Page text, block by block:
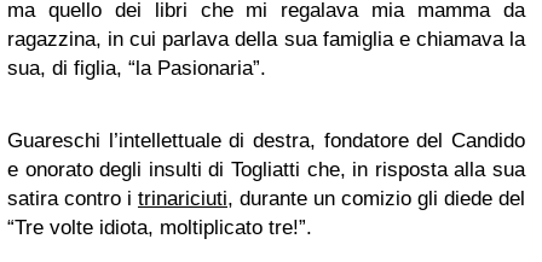
ma quello dei libri che mi regalava mia mamma da
ragazzina, in cui parlava della sua famiglia e chiamava la
sua, di figlia, “la Pasionaria”.
Guareschi l’intellettuale di destra, fondatore del Candido
e onorato degli insulti di Togliatti che, in risposta alla sua
satira contro i trinariciuti, durante un comizio gli diede del
“Tre volte idiota, moltiplicato tre!”.